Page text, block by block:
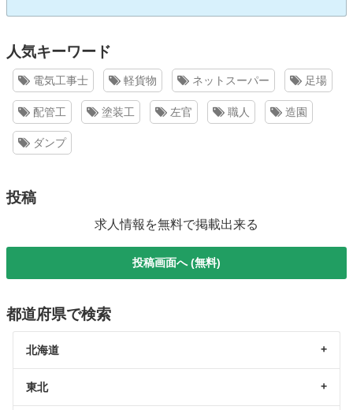
人気キーワード
電気工事士 軽貨物 ネットスーパー 足場
配管工 塗装工 左官 職人 造園
ダンプ
投稿
求人情報を無料で掲載出来る
投稿画面へ (無料)
都道府県で検索
北海道
東北